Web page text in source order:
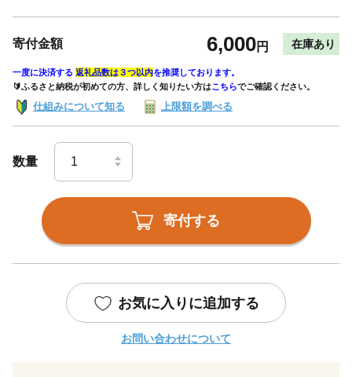
寄付金額 6,000円 在庫あり
一度に決済する 返礼品数は３つ以内を推奨しております。
🔰ふるさと納税が初めての方、詳しく知りたい方はこちらでご確認ください。
仕組みについて知る 上限額を調べる
数量
寄付する
お気に入りに追加する
お問い合わせについて